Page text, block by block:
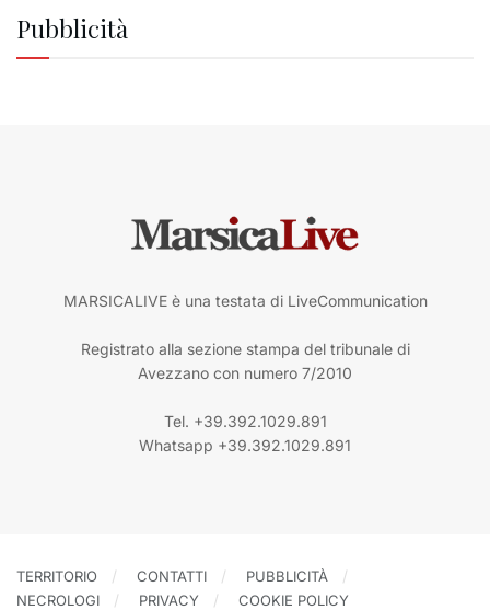
Pubblicità
MARSICALIVE è una testata di LiveCommunication
Registrato alla sezione stampa del tribunale di
Avezzano con numero 7/2010
Tel. +39.392.1029.891
Whatsapp +39.392.1029.891
TERRITORIO CONTATTI
PUBBLICITÀ
NECROLOGI
PRIVACY COOKIE POLICY